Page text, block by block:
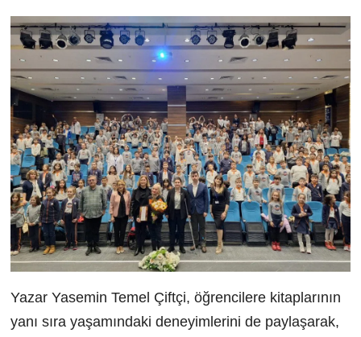
Yazar Yasemin Temel Çiftçi, öğrencilere kitaplarının
yanı sıra yaşamındaki deneyimlerini de paylaşarak,